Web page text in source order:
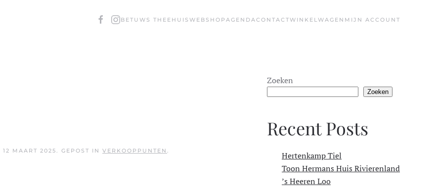
BETUWS THEEHUIS WEBSHOP AGENDACONTACTWINKELWAGEN MIJN ACCOUNT
12 MAART 2025. GEPOST IN VERKOOPPUNTEN .
Zoeken
Zoeken
Recent Posts
Hertenkamp Tiel
Toon Hermans Huis Rivierenland
’s Heeren Loo